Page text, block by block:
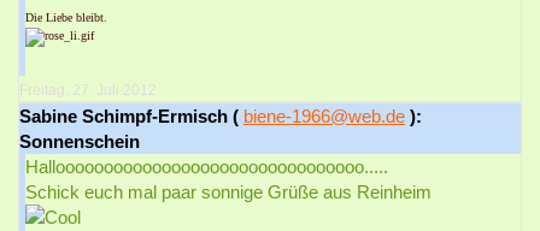
Die Liebe bleibt.
Freitag, 27. Juli 2012
Sabine Schimpf-Ermisch ( biene-1966@web.de ):
Sonnenschein
Halloooooooooooooooooooooooooooooooo.....
Schick euch mal paar sonnige Grüße aus Reinheim